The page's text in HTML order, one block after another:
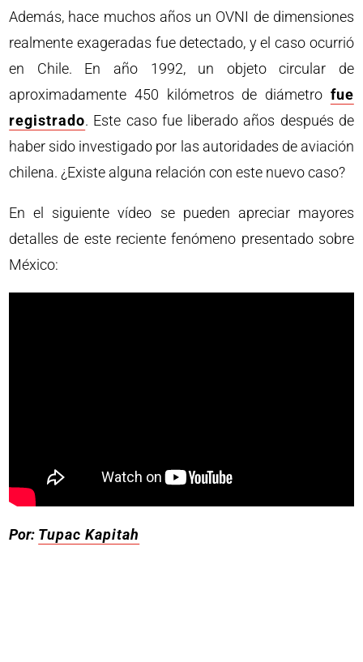
Además, hace muchos años un OVNI de dimensiones
realmente exageradas fue detectado, y el caso ocurrió
en Chile. En año 1992, un objeto circular de
aproximadamente 450 kilómetros de diámetro fue
registrado. Este caso fue liberado años después de
haber sido investigado por las autoridades de aviación
chilena. ¿Existe alguna relación con este nuevo caso?
En el siguiente vídeo se pueden apreciar mayores
detalles de este reciente fenómeno presentado sobre
México:
Por: Tupac Kapitah